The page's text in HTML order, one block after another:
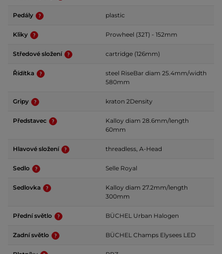
Pedály plastic
Kliky Prowheel (32T) - 152mm
Středové složení cartridge (126mm)
Řídítka
steel RiseBar diam 25.4mm/width
580mm
Gripy kraton 2Density
Představec
Kalloy diam 28.6mm/length
60mm
Hlavové složení threadless, A-Head
Sedlo Selle Royal
Sedlovka
Kalloy diam 27.2mm/length
300mm
Přední světlo BÜCHEL Urban Halogen
Zadní světlo BÜCHEL Champs Elysees LED